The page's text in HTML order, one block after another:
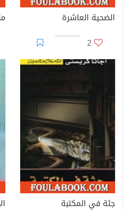
الضحية العاشرة
2
جثة في المكتبة